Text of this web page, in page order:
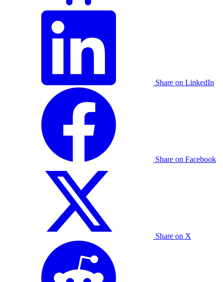
Share on LinkedIn
Share on Facebook
Share on X